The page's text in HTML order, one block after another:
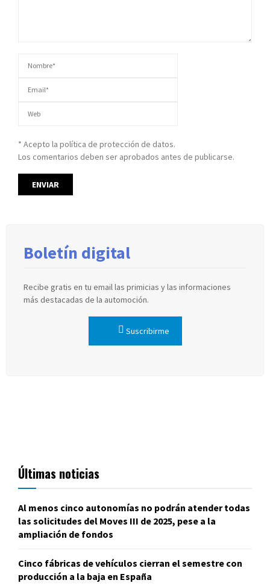
* Acepto la política de protección de datos.
Los comentarios deben ser aprobados antes de publicarse.
Boletín digital
Recibe gratis en tu email las primicias y las informaciones
más destacadas de la automoción.
Suscribirme
Últimas noticias
Al menos cinco autonomías no podrán atender todas
las solicitudes del Moves III de 2025, pese a la
ampliación de fondos
Cinco fábricas de vehículos cierran el semestre con
producción a la baja en España